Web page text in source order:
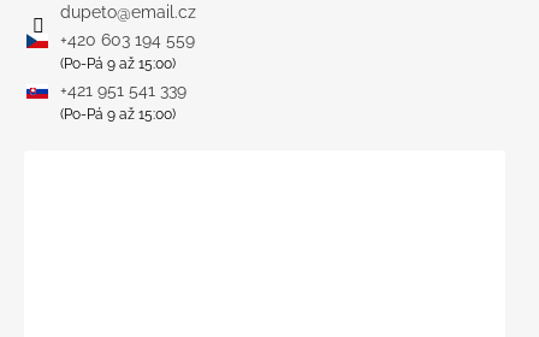
dupeto@email.cz
+420 603 194 559
(Po-Pá 9 až 15:00)
+421 951 541 339
(Po-Pá 9 až 15:00)